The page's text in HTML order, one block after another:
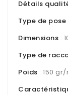
Détails
Type de pose
Dimensions :
Type de
Poids : 150 gr/